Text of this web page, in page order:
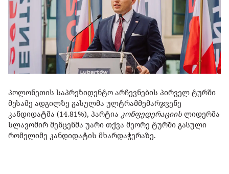
პოლონეთის საპრეზიდენტო არჩევნების პირველ ტურში
მესამე ადგილზე გასულმა ულტრამმემარჯვენე
კანდიდატმა (14.81%), პარტია კონფედერაციის ლიდერმა
სლავომირ მენცენმა უარი თქვა მეორე ტურში გასული
რომელიმე კანდიდატის მხარდაჭერაზე.